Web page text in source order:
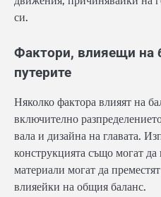
си.
Фактори, влияещи на
путерите
Няколко фактора влияят на
включително
вала и дизайна на главата.
конструкцията също могат
материали могат да
влияейки на общия баланс.